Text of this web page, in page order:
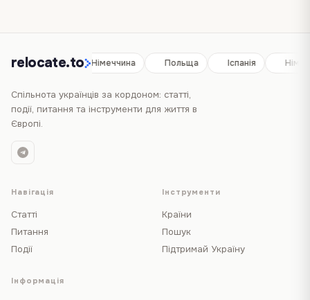
relocate.to
Іспанія Німеччина Польща Іспанія
Спільнота українців за кордоном: статті,
події, питання та інструменти для життя в
Європі.
Навігація
Статті
Питання
Події
Інструменти
Країни
Пошук
Підтримай Україну
Інформація